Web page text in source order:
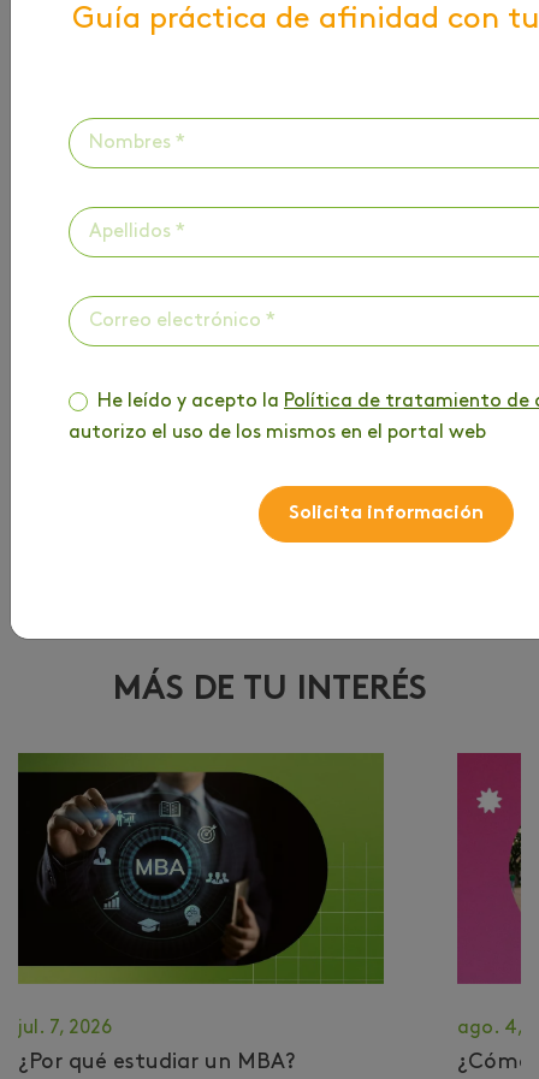
HAZ PARTE DE
Entérate de toda la información que tenemos
Nombre *
Correo *
MÁS DE TU INTERÉS
jul. 7, 2026
¿Por qué estudiar un MBA?
ago. 4,
​¿Cómo
Guía práctica de afinidad con
He leído y acepto la Política de tratamiento de
autorizo el uso de los mismos en el portal web
Solicita información